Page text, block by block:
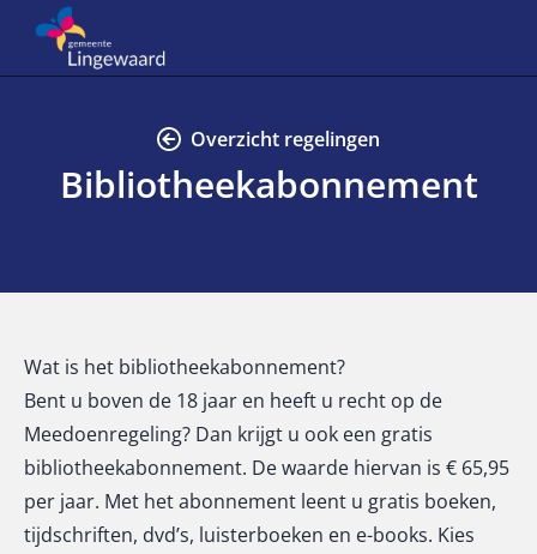
Overzicht regelingen
Bibliotheekabonnement
Wat is het bibliotheekabonnement?
Bent u boven de 18 jaar en heeft u recht op de
Meedoenregeling? Dan krijgt u ook een gratis
bibliotheekabonnement. De waarde hiervan is € 65,95
per jaar. Met het abonnement leent u gratis boeken,
tijdschriften, dvd’s, luisterboeken en e-books. Kies